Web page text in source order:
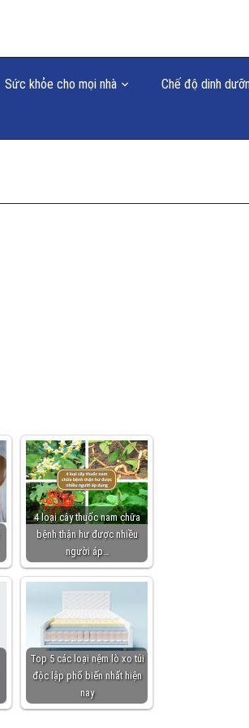
Sức khỏe cho mọi nhà
Chế độ dinh
4 loại cây thuốc nam chữa
bệnh thận hư được nhiều
người áp…
Top 5 các loại nệm lò xo túi
độc lập phổ biến nhất hiện
nay